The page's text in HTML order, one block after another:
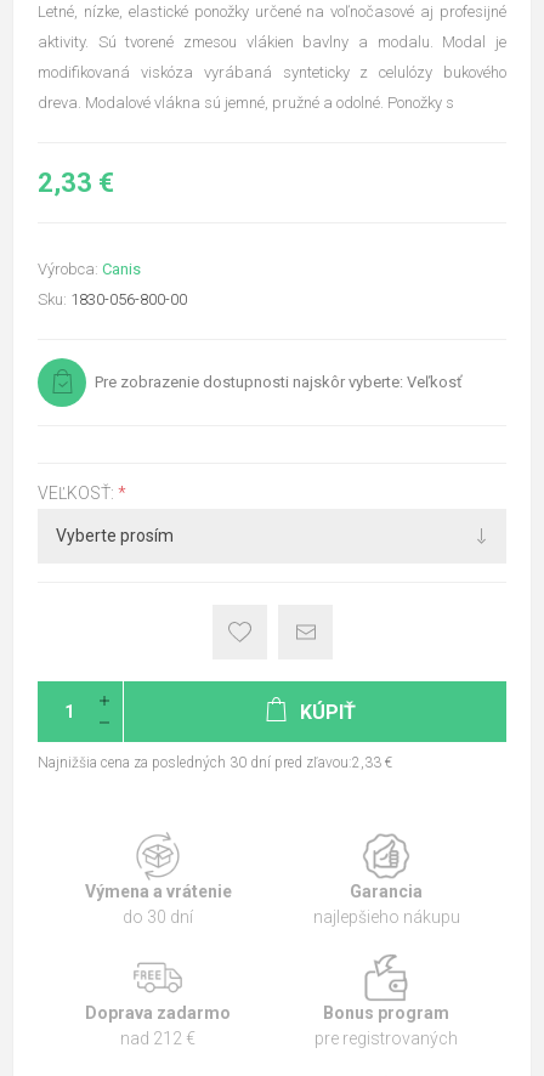
Letné, nízke, elastické ponožky určené na voľnočasové aj profesijné
aktivity. Sú tvorené zmesou vlákien bavlny a modalu. Modal je
modifikovaná viskóza vyrábaná synteticky z celulózy bukového
dreva. Modalové vlákna sú jemné, pružné a odolné. Ponožky s
2,33 €
Výrobca: Canis
Sku: 1830-056-800-00
Pre zobrazenie dostupnosti najskôr vyberte: Veľkosť
VEĽKOSŤ: *
KÚPIŤ
Najnižšia cena za posledných 30 dní pred zľavou:2,33 €
Výmena a vrátenie
do 30 dní
Garancia
najlepšieho nákupu
Doprava zadarmo
nad 212 €
Bonus program
pre registrovaných